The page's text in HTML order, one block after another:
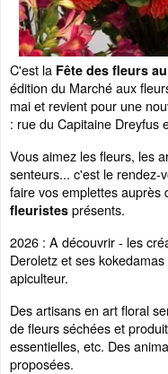
C'est la Fête des fleurs
édition du Marché aux
mai et revient pour une
: rue du Capitaine Dreyfus
Vous aimez les fleurs, les
senteurs... c'est le rendez-
faire vos emplettes auprès
fleuristes présents.
2026 : A découvrir - les
Deroletz et ses kokedamas
apiculteur.
Des artisans en art floral
de fleurs séchées et
essentielles, etc. Des
proposées.